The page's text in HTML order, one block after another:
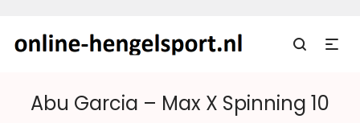
Abu Garcia – Max X Spinning 10